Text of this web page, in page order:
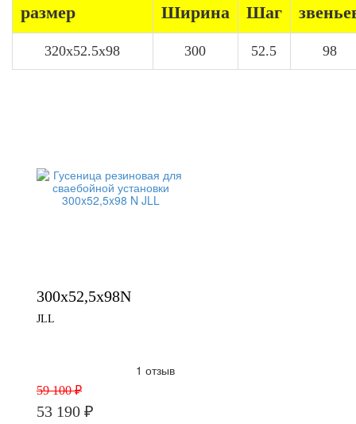
размер
Ширина Шаг
320x52.5x98 300 52.5 98
300x52,5x98N
JLL
1 отзыв
59 100 ₽
53 190 ₽